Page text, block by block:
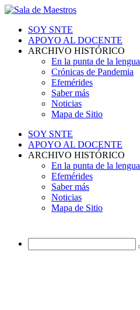
SOY SNTE
APOYO AL DOCENTE
ARCHIVO HISTÓRICO
En la punta de la lengua
Crónicas de Pandemia
Efemérides
Saber más
Noticias
Mapa de Sitio
SOY SNTE
APOYO AL DOCENTE
ARCHIVO HISTÓRICO
En la punta de la lengua
Efemérides
Saber más
Noticias
Mapa de Sitio